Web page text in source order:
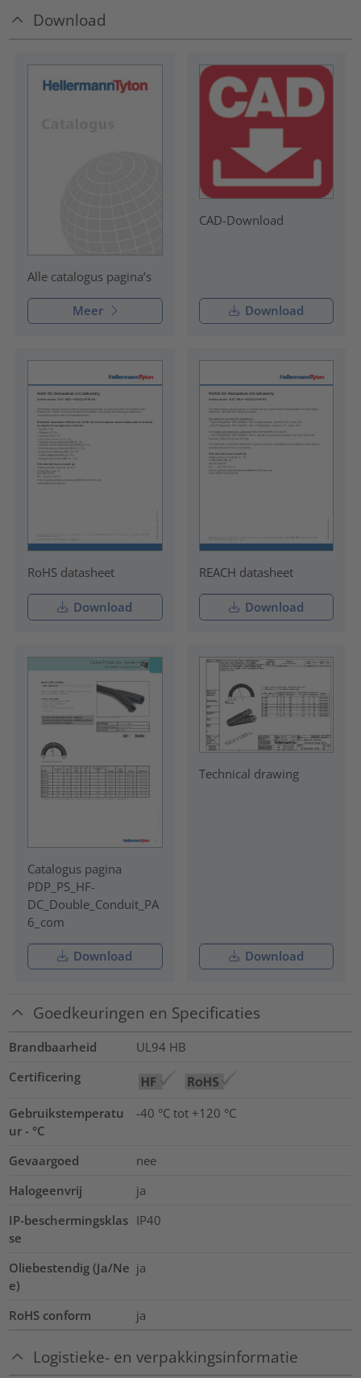
Download
Alle catalogus pagina’s
Meer
CAD-Download
Download
RoHS datasheet
Download
REACH datasheet
Download
Catalogus pagina
PDP_PS_HF-
DC_Double_Conduit_PA
6_com
Download
Technical drawing
Download
Goedkeuringen en Specificaties
Brandbaarheid
UL94 HB
Certificering
Gebruikstemperatu
ur - °C
-40 °C tot +120 °C
Gevaargoed
nee
Halogeenvrij
ja
IP-beschermingsklas
se
IP40
Oliebestendig (Ja/Ne
e)
ja
RoHS conform ja
Logistieke- en verpakkingsinformatie